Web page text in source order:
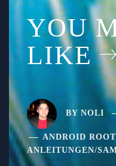
YOU
LIKE
BY NOLI
ANDROID ROOT
ANLEITUNGEN/